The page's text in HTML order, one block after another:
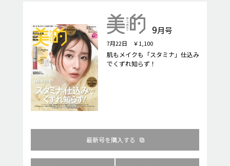
9月号
7月22日 ￥1,100
肌もメイクも「スタミナ」仕込み
でくずれ知らず！
最新号を購入する